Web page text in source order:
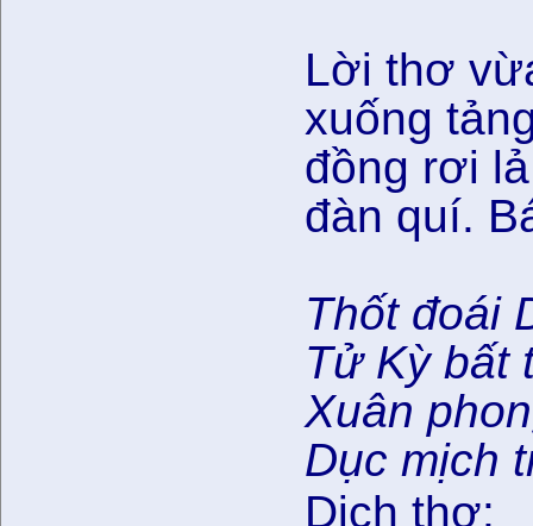
Lời thơ
xuống
đồng rơi
đàn quí.
Thốt đoái
Tử Kỳ bất
Xuân
Dục mịch
Dịch thơ: